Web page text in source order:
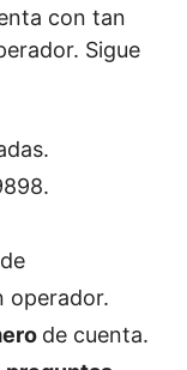
con tan
Sigue
operador.
de cuenta.